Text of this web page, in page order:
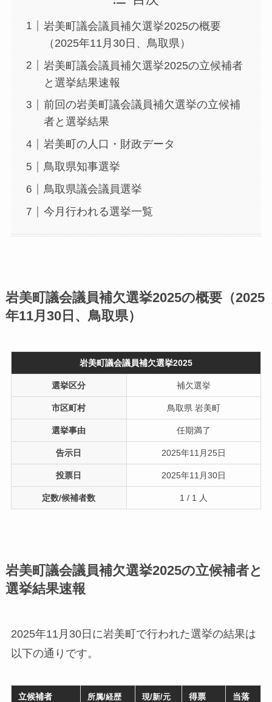
岩美町議会議員補欠選挙2025の概要
（2025年11月30日、鳥取県）
岩美町議会議員補欠選挙2025の立候補者
と選挙結果速報
前回の岩美町議会議員補欠選挙の立候補
者と選挙結果
岩美町の人口・財政データ
鳥取県知事選挙
鳥取県議会議員選挙
今月行われる選挙一覧
岩美町議会議員補欠選挙2025の概要（2025
年11月30日、鳥取県）
岩美町議会議員補欠選挙2025
選挙区分 補欠選挙
市区町村 鳥取県 岩美町
選挙事由 任期満了
告示日 2025年11月25日
投票日 2025年11月30日
定数/候補者数 1 / 1 人
岩美町議会議員補欠選挙2025の立候補者と
選挙結果速報
2025年11月30日に岩美町で行われた選挙の結果は
以下の通りです。
立候補者 所属/経歴 現/新/元 得票 当落